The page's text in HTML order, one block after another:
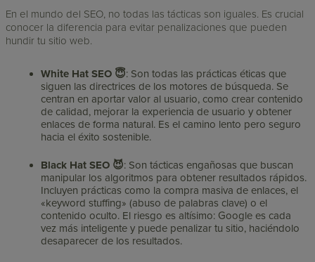
En el mundo del SEO, no todas las tácticas son iguales. Es crucial
conocer la diferencia para evitar penalizaciones que pueden
hundir tu sitio web.
White Hat SEO 😇: Son todas las prácticas éticas que
siguen las directrices de los motores de búsqueda. Se
centran en aportar valor al usuario, como crear contenido
de calidad, mejorar la experiencia de usuario y obtener
enlaces de forma natural. Es el camino lento pero seguro
hacia el éxito sostenible.
Black Hat SEO 😈: Son tácticas engañosas que buscan
manipular los algoritmos para obtener resultados rápidos.
Incluyen prácticas como la compra masiva de enlaces, el
«keyword stuffing» (abuso de palabras clave) o el
contenido oculto. El riesgo es altísimo: Google es cada
vez más inteligente y puede penalizar tu sitio, haciéndolo
desaparecer de los resultados.